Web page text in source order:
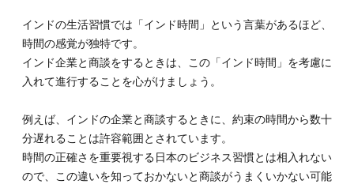
インドの生活習慣では「インド時間」という言葉があるほど、
時間の感覚が独特です。
インド企業と商談をするときは、この「インド時間」を考慮に
入れて進行することを心がけましょう。
例えば、インドの企業と商談するときに、約束の時間から数十
分遅れることは許容範囲とされています。
時間の正確さを重要視する日本のビジネス習慣とは相入れない
ので、この違いを知っておかないと商談がうまくいかない可能